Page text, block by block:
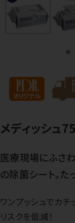
メディッシュ
医療現場にふさ
の除菌シート。た
ワンプッシュでカ
リスクを低減！